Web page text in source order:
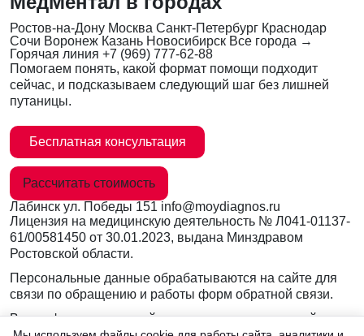
Ростов-на-Дону Москва Санкт-Петербург Краснодар
Сочи Воронеж Казань Новосибирск Все города →
Горячая линия +7 (969) 777-62-88
Помогаем понять, какой формат помощи подходит
сейчас, и подсказываем следующий шаг без лишней
путаницы.
Бесплатная консультация
Рассчитать стоимость
Лабинск ул. Победы 151 info@moydiagnos.ru
Лицензия на медицинскую деятельность № Л041-01137-
61/00581450 от 30.01.2023, выдана Минздравом
Ростовской области.
Персональные данные обрабатываются на сайте для
связи по обращению и работы форм обратной связи.
Вся информация на сайте носит ознакомительный